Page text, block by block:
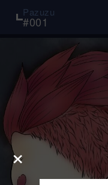
Pazuzu
#001
×